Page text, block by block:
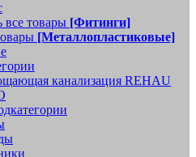
все товары [Фитинги]
[Металлопластиковые]
канализация REHAU